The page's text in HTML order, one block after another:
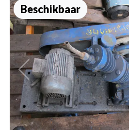
Beschikbaar